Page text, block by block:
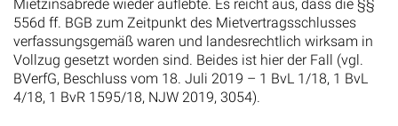
Mietzinsabrede wieder auflebte. Es reicht aus, dass die §§
556d ff. BGB zum Zeitpunkt des Mietvertragsschlusses
verfassungsgemäß waren und landesrechtlich wirksam in
Vollzug gesetzt worden sind. Beides ist hier der Fall (vgl.
BVerfG, Beschluss vom 18. Juli 2019 – 1 BvL 1/18, 1 BvL
4/18, 1 BvR 1595/18, NJW 2019, 3054).